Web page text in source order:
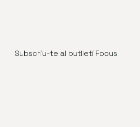
Subscriu-te al butlletí Focus